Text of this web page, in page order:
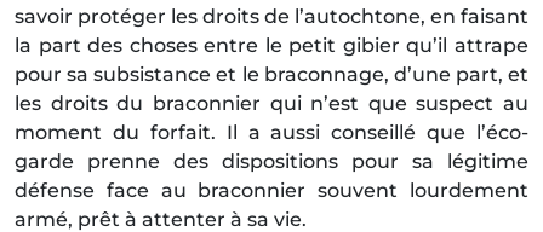
savoir protéger les droits de l’autochtone, en faisant
la part des choses entre le petit gibier qu’il attrape
pour sa subsistance et le braconnage, d’une part, et
les droits du braconnier qui n’est que suspect au
moment du forfait. Il a aussi conseillé que l’éco-
garde prenne des dispositions pour sa légitime
défense face au braconnier souvent lourdement
armé, prêt à attenter à sa vie.